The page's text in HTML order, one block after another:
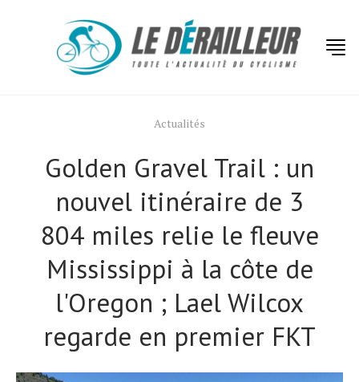
Actualités
Golden Gravel Trail : un
nouvel itinéraire de 3
804 miles relie le fleuve
Mississippi à la côte de
l'Oregon ; Lael Wilcox
regarde en premier FKT